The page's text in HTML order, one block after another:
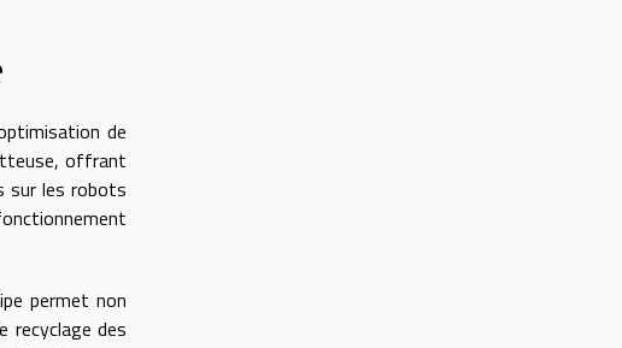
de
offrant
sur les robots
permet non
recyclage des